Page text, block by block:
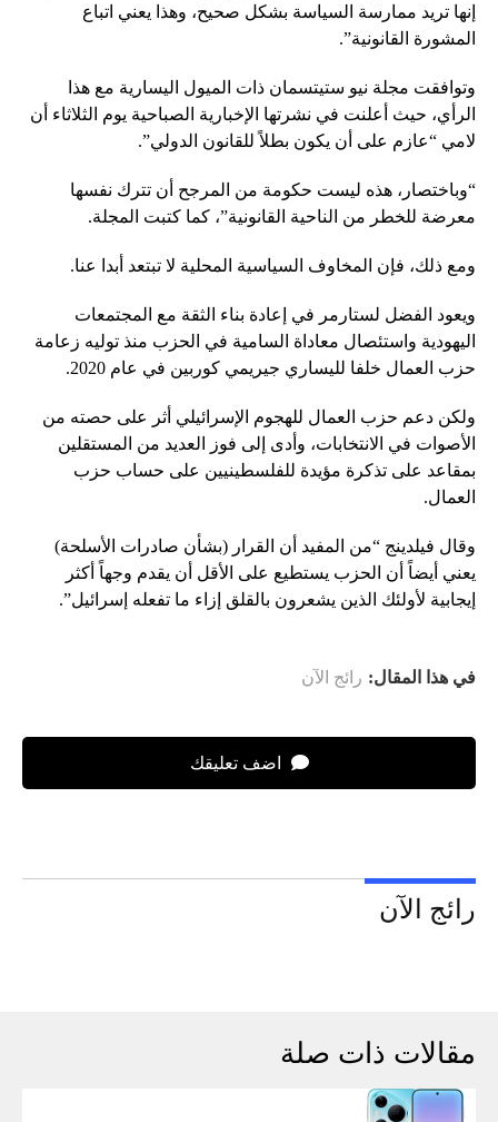
إنها تريد ممارسة السياسة بشكل صحيح، وهذا يعني اتباع
المشورة القانونية”.
وتوافقت مجلة نيو ستيتسمان ذات الميول اليسارية مع هذا
الرأي، حيث أعلنت في نشرتها الإخبارية الصباحية يوم الثلاثاء أن
لامي “عازم على أن يكون بطلاً للقانون الدولي”.
“وباختصار، هذه ليست حكومة من المرجح أن تترك نفسها
معرضة للخطر من الناحية القانونية”، كما كتبت المجلة.
ومع ذلك، فإن المخاوف السياسية المحلية لا تبتعد أبدا عنا.
ويعود الفضل لستارمر في إعادة بناء الثقة مع المجتمعات
اليهودية واستئصال معاداة السامية في الحزب منذ توليه زعامة
حزب العمال خلفا لليساري جيريمي كوربين في عام 2020.
ولكن دعم حزب العمال للهجوم الإسرائيلي أثر على حصته من
الأصوات في الانتخابات، وأدى إلى فوز العديد من المستقلين
بمقاعد على تذكرة مؤيدة للفلسطينيين على حساب حزب
العمال.
وقال فيلدينج “من المفيد أن القرار (بشأن صادرات الأسلحة)
يعني أيضاً أن الحزب يستطيع على الأقل أن يقدم وجهاً أكثر
إيجابية لأولئك الذين يشعرون بالقلق إزاء ما تفعله إسرائيل”.
في هذا المقال: رائج الآن
اضف تعليقك
رائج الآن
مقالات ذات صلة